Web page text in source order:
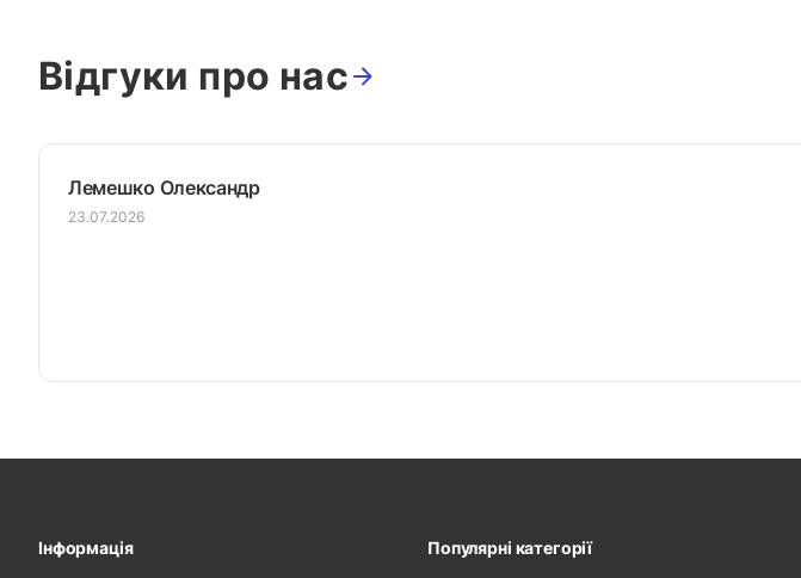
Відгуки про нас
Лемешко Олександр
23.07.2026
Інформація Популярні категорії